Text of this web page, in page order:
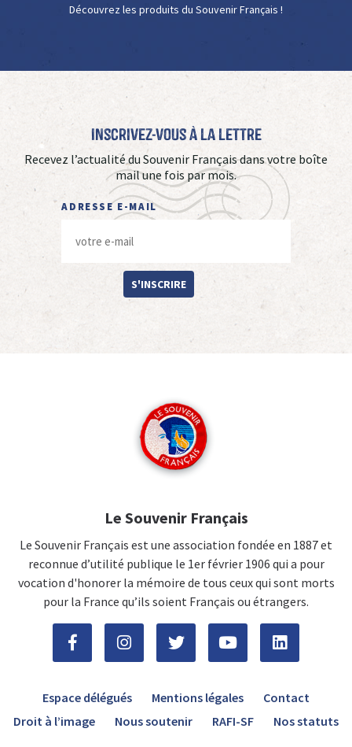
Découvrez les produits du Souvenir Français !
Inscrivez-vous à La Lettre
Recevez l’actualité du Souvenir Français dans votre boîte
mail une fois par mois.
ADRESSE E-MAIL
S'INSCRIRE
Le Souvenir Français
Le Souvenir Français est une association fondée en 1887 et
reconnue d’utilité publique le 1er février 1906 qui a pour
vocation d'honorer la mémoire de tous ceux qui sont morts
pour la France qu’ils soient Français ou étrangers.
Espace délégués Mentions légales
Contact
Droit à l’image
Nous soutenir RAFI-SF Nos statuts